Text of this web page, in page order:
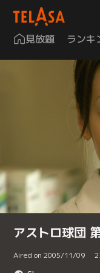
見放題 ランキ
アストロ球団
Aired on 2005/11/09